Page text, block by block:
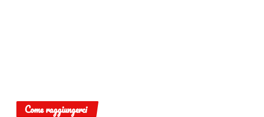
Come raggiungerci